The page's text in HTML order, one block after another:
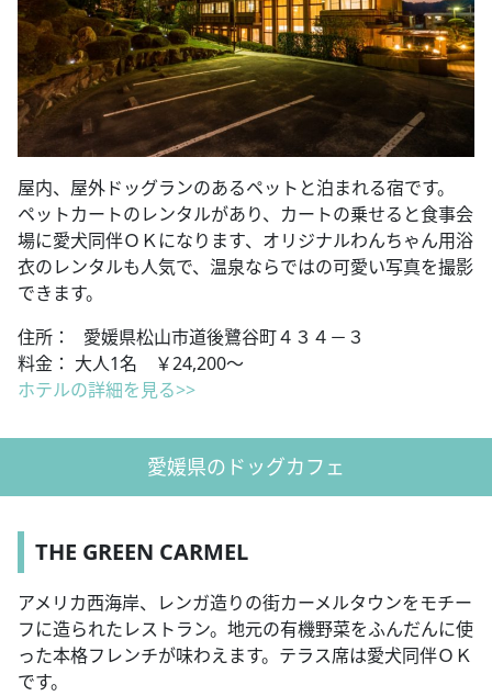
屋内、屋外ドッグランのあるペットと泊まれる宿です。
ペットカートのレンタルがあり、カートの乗せると食事会
場に愛犬同伴ＯＫになります、オリジナルわんちゃん用浴
衣のレンタルも人気で、温泉ならではの可愛い写真を撮影
できます。
住所： 愛媛県松山市道後鷺谷町４３４－３
料金： 大人1名 ￥24,200～
ホテルの詳細を見る>>
愛媛県のドッグカフェ
THE GREEN CARMEL
アメリカ西海岸、レンガ造りの街カーメルタウンをモチー
フに造られたレストラン。地元の有機野菜をふんだんに使
った本格フレンチが味わえます。テラス席は愛犬同伴ＯＫ
です。